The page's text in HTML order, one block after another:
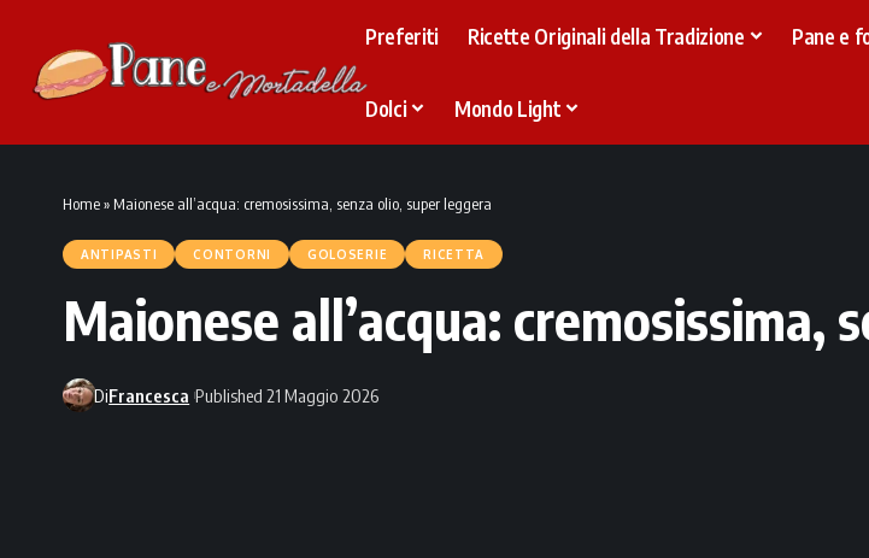
Preferiti Ricette Originali della Tradizione Pane e
Dolci Mondo Light
Home» Maionese all’acqua: cremosissima, senza olio, super leggera
ANTIPASTI CONTORNI GOLOSERIE RICETTA
Maionese all’acqua: cremosissima,
DiFrancesca Published 21 Maggio 2026